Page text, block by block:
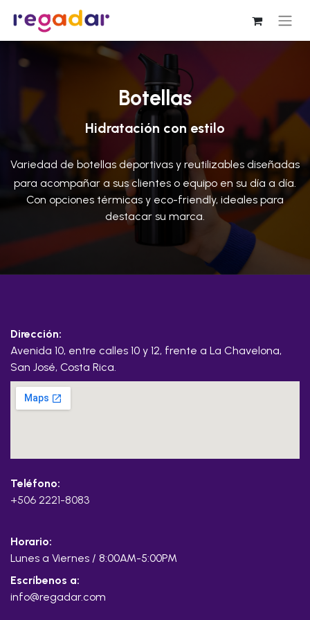
Botellas
Hidratación con estilo
Variedad de botellas deportivas y reutilizables diseñadas
para acompañar a sus clientes o equipo en su día a día.
Con opciones térmicas y eco-friendly, ideales para
destacar su marca.
Dirección:
Avenida 10, entre calles 10 y 12, frente a La Chavelona,
San José, Costa Rica.
Teléfono:
+506 2221-8083
Horario:
Lunes a Viernes / 8:00AM-5:00PM
Escríbenos a:
info@regadar.com